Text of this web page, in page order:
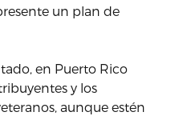
un plan de
en Puerto Rico
y los
aunque estén